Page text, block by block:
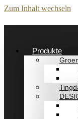
Zum Inhalt wechseln
Produkte